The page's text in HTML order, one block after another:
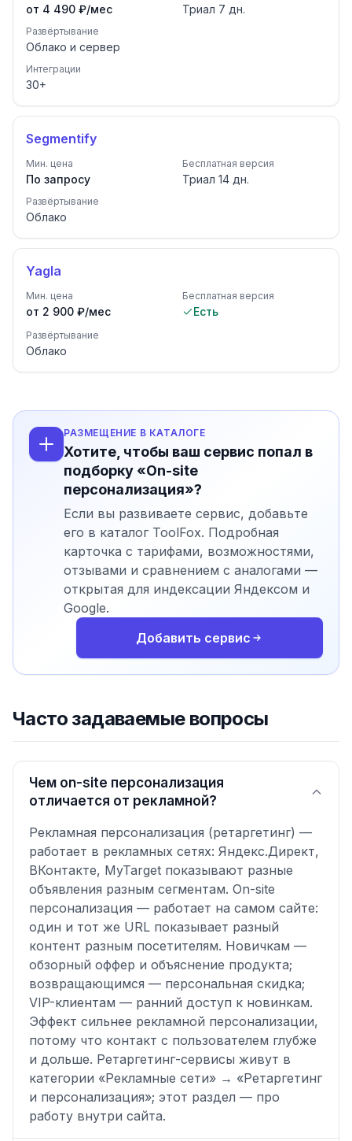
от 4 490 ₽/мес Триал 7 дн.
Развёртывание
Облако и сервер
Интеграции
30+
Segmentify
Мин. цена
По запросу
Бесплатная версия
Триал 14 дн.
Развёртывание
Облако
Yagla
Мин. цена
от 2 900 ₽/мес
Бесплатная версия
Есть
Развёртывание
Облако
РАЗМЕЩЕНИЕ В КАТАЛОГЕ
Хотите, чтобы ваш сервис попал в
подборку «On-site
персонализация»?
Если вы развиваете сервис, добавьте
его в каталог ToolFox. Подробная
карточка с тарифами, возможностями,
отзывами и сравнением с аналогами —
открытая для индексации Яндексом и
Google.
Добавить сервис
Часто задаваемые вопросы
Чем on-site персонализация
отличается от рекламной?
Рекламная персонализация (ретаргетинг) —
работает в рекламных сетях: Яндекс.Директ,
ВКонтакте, MyTarget показывают разные
объявления разным сегментам. On-site
персонализация — работает на самом сайте:
один и тот же URL показывает разный
контент разным посетителям. Новичкам —
обзорный оффер и объяснение продукта;
возвращающимся — персональная скидка;
VIP-клиентам — ранний доступ к новинкам.
Эффект сильнее рекламной персонализации,
потому что контакт с пользователем глубже
и дольше. Ретаргетинг-сервисы живут в
категории «Рекламные сети» → «Ретаргетинг
и персонализация»; этот раздел — про
работу внутри сайта.